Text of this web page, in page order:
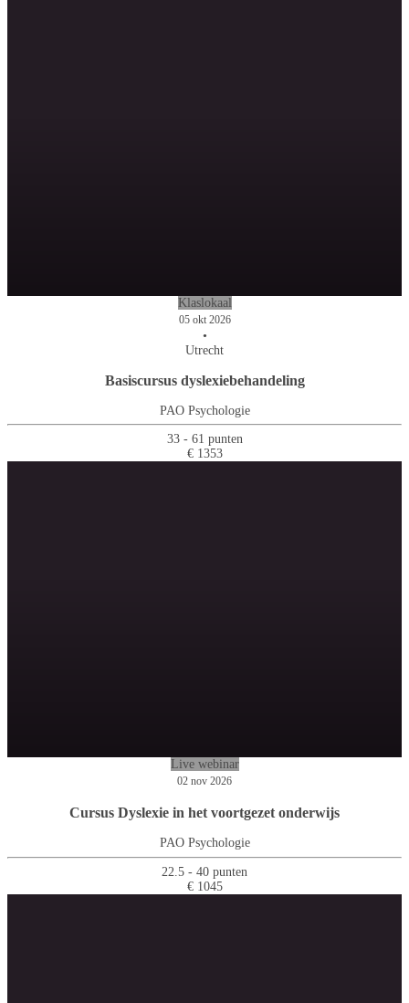
Klaslokaal
05 okt 2026
•
Utrecht
Basiscursus dyslexiebehandeling
PAO Psychologie
33 - 61 punten
€ 1353
Live webinar
02 nov 2026
Cursus Dyslexie in het voortgezet onderwijs
PAO Psychologie
22.5 - 40 punten
€ 1045